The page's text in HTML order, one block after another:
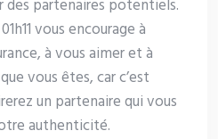
des partenaires potentiels.
01h11 vous encourage à
à vous aimer et à
vous êtes, car c’est
un partenaire qui vous
authenticité.